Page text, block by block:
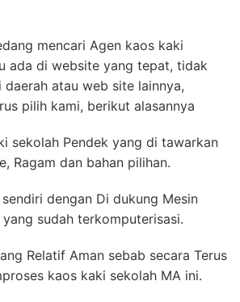
mencari Agen kaos kaki
ada di website yang tepat, tidak
atau web site lainnya,
pilih kami, berikut alasannya
sekolah Pendek yang di tawarkan
Ragam dan bahan pilihan.
dengan Di dukung Mesin
sudah terkomputerisasi.
Relatif Aman sebab secara Terus
kaos kaki sekolah MA ini.